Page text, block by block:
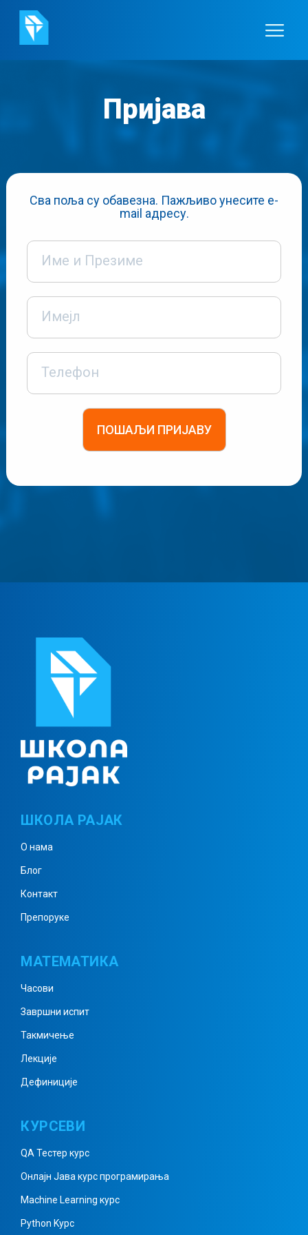
Пријава
Сва поља су обавезна. Пажљиво унесите e-
mail адресу.
ШКОЛА РАЈАК
О нама
Блог
Контакт
Препоруке
МАТЕМАТИКА
Часови
Завршни испит
Такмичење
Лекције
Дефиниције
КУРСЕВИ
QA Тестер курс
Онлајн Јава курс програмирања
Machine Learning курс
Python Kурс